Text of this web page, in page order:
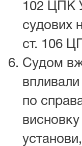
102 ЦПК
судових
ст. 106
Судом
впливали
по